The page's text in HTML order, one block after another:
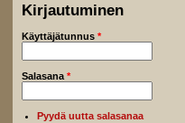
Kirjautuminen
Käyttäjätunnus *
Salasana *
Pyydä uutta salasanaa